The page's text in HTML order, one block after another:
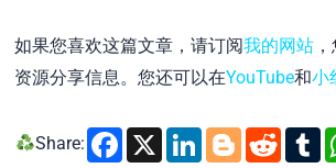
如果您喜欢这篇文章，请订阅我的网站
资源分享信息。您还可以在YouTube和小
Share: Facebook
X LinkedIn